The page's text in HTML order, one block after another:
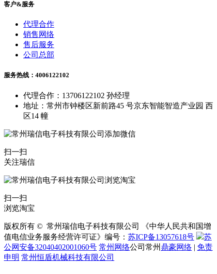
客户&服务
代理合作
销售网络
售后服务
公司总部
服务热线：4006122102
代理合作：13706122102 孙经理
地址：常州市钟楼区新前路45 号京东智能智造产业园 西
区14 幢
扫一扫
关注瑞信
扫一扫
浏览淘宝
版权所有 © 常州瑞信电子科技有限公司 《中华人民共和国增
值电信业务服务经营许可证》编号： 苏ICP备13057618号
苏
公网安备32040402001060号 常州网络公司常州 鼎豪网络 | 免责
申明 常州恒盾机械科技有限公司